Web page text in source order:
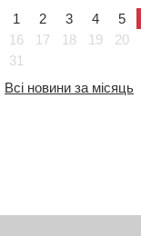
1
2 3 4 5
16
17 18 19 20
31
Всі новини за місяць